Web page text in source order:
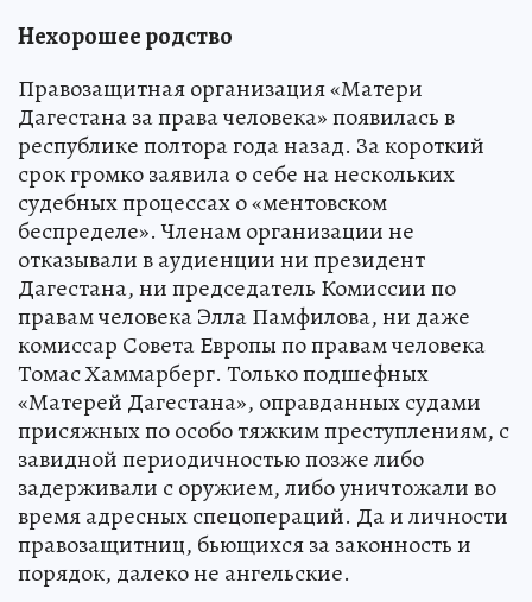
Нехорошее родство
Правозащитная организация «Матери
Дагестана за права человека» появилась в
республике полтора года назад. За короткий
срок громко заявила о себе на нескольких
судебных процессах о «ментовском
беспределе». Членам организации не
отказывали в аудиенции ни президент
Дагестана, ни председатель Комиссии по
правам человека Элла Памфилова, ни даже
комиссар Совета Европы по правам человека
Томас Хаммарберг. Только подшефных
«Матерей Дагестана», оправданных судами
присяжных по особо тяжким преступлениям, с
завидной периодичностью позже либо
задерживали с оружием, либо уничтожали во
время адресных спецопераций. Да и личности
правозащитниц, бьющихся за законность и
порядок, далеко не ангельские.